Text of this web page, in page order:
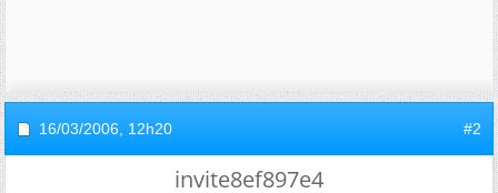
16/03/2006, 12h20 #2
invite8ef897e4